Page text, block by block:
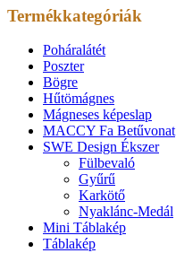
Termékkategóriák
Poháralátét
Poszter
Bögre
Hűtömágnes
Mágneses képeslap
MACCY Fa Betűvonat
SWE Design Ékszer
Fülbevaló
Gyűrű
Karkötő
Nyaklánc-Medál
Mini Táblakép
Táblakép